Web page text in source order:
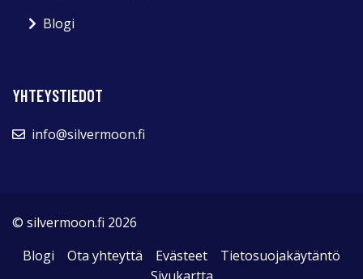
Blogi
YHTEYSTIEDOT
info@silvermoon.fi
© silvermoon.fi 2026
Blogi
Ota yhteyttä Evästeet
Tietosuojakäytäntö
Sivukartta